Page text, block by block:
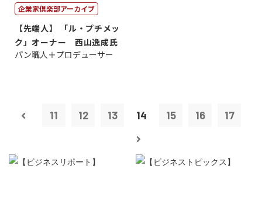
企業家倶楽部アーカイブ
【先端人】 「ル・プチメッ
ク」オーナー 西山逸成氏
パン職人＋プロデューサー
11 12 13 14 15 16 17